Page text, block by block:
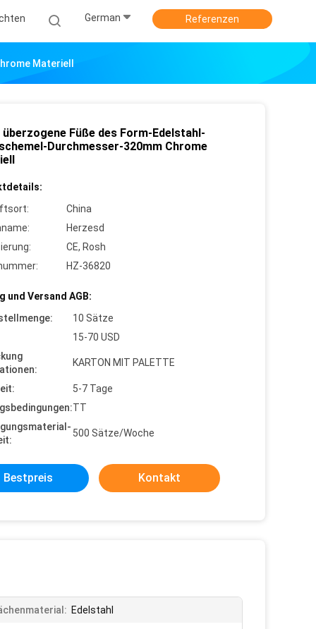
German Referenzen
Materiell
überzogene Füße des Form-Edelstahl-
Durchmesser-320mm Chrome
China
Herzesd
CE, Rosh
HZ-36820
und Versand AGB:
10 Sätze
15-70 USD
KARTON MIT PALETTE
5-7 Tage
TT
500 Sätze/Woche
Bestpreis Kontakt
Edelstahl